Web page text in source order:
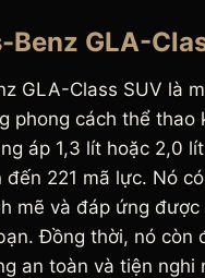
Benz GLA-
GLA-Class SUV là
phong cách thể thao
áp 1,3 lít hoặc 2,0
221 mã lực. Nó
mẽ và đáp ứng được
Đồng thời, nó còn
an toàn và tiện nghi